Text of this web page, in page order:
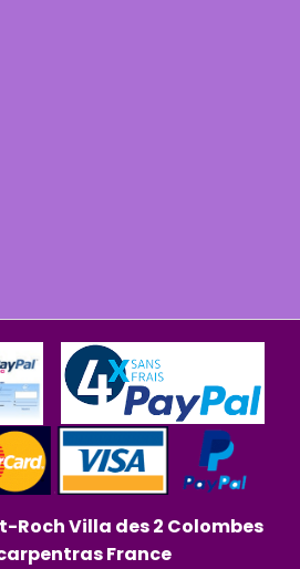
Roch Villa des 2 Colombes
France